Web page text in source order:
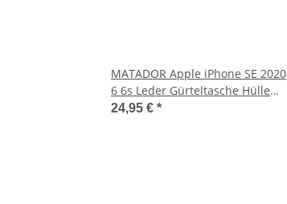
MATADOR Apple iPhone SE 2020
6 6s Leder Gürteltasche Hülle
Braun
24,95 € *